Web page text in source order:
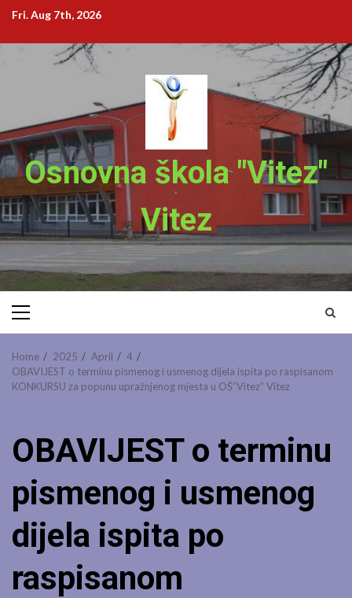
Skip
content
Fri. Aug 7th, 2026
Osnovna škola "Vitez"
Vitez
Primary
Menu
Home 2025 April
4
OBAVIJEST o terminu pismenog i usmenog dijela ispita po raspisanom
KONKURSU za popunu upražnjenog mjesta u OŠ”Vitez” Vitez
OBAVIJEST o terminu
pismenog i usmenog
dijela ispita po
raspisanom